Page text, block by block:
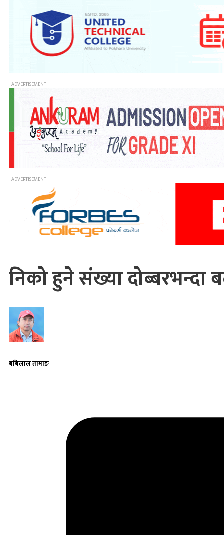
- ADVERTISEMENT -
- ADVERTISEMENT -
निको हुने संख्या
बबिलाल तामाङ